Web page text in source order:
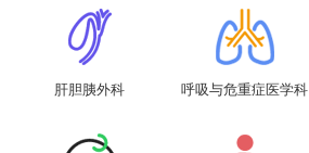
肝胆胰外科 呼吸与危重症医学科